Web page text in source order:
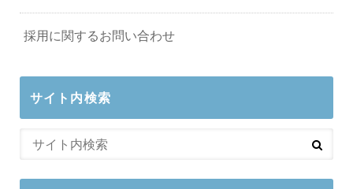
採用に関するお問い合わせ
サイト内検索